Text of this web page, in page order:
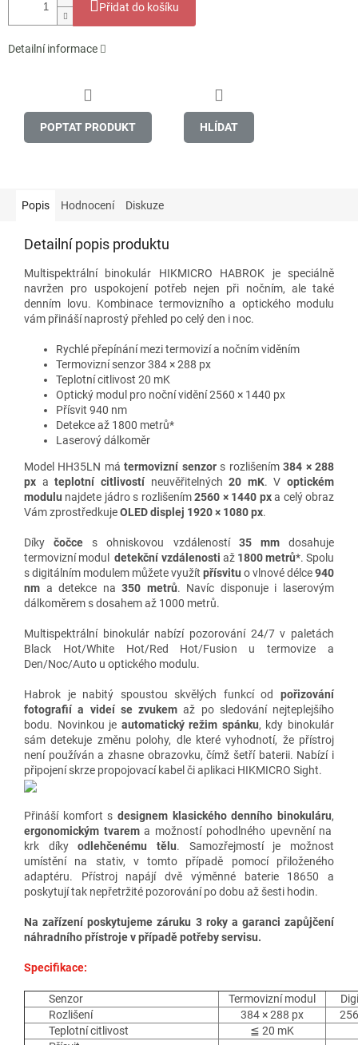
Přidat do košíku
Detailní informace
POPTAT PRODUKT HLÍDAT
Popis Hodnocení Diskuze
Detailní popis produktu
Multispektrální binokulár HIKMICRO HABROK je speciálně
navržen pro uspokojení potřeb nejen při nočním, ale také
denním lovu. Kombinace termovizního a optického modulu
vám přináší naprostý přehled po celý den i noc.
Rychlé přepínání mezi termovizí a nočním viděním
Termovizní senzor 384 × 288 px
Teplotní citlivost 20 mK
Optický modul pro noční vidění 2560 × 1440 px
Přísvit 940 nm
Detekce až 1800 metrů*
Laserový dálkoměr
Model HH35LN mátermovizní senzors rozlišením384 × 288
px ateplotní citlivostíneuvěřitelných 20 mK. V optickém
modulu najdete jádro s rozlišením2560 × 1440 pxa celý obraz
Vám zprostředkujeOLED displej 1920 × 1080 px.
Díkyčočce s ohniskovou vzdáleností35 mmdosahuje
termovizní moduldetekční vzdálenosti až1800 metrů*. Spolu
s digitálním modulem můžete využít přísvitu o vlnové délce940
nm a detekce na350 metrů. Navíc disponuje i laserovým
dálkoměrem s dosahem až 1000 metrů.
Multispektrální binokulár nabízí pozorování 24/7 v paletách
Black Hot/White Hot/Red Hot/Fusion u termovize a
Den/Noc/Auto u optického modulu.
Habrok je nabitý spoustou skvělých funkcí od pořizování
fotografií a videí se zvukem až po sledování nejteplejšího
bodu. Novinkou je automatický režim spánku, kdy binokulár
sám detekuje změnu polohy, dle které vyhodnotí, že přístroj
není používán a zhasne obrazovku, čímž šetří baterii. Nabízí i
připojení skrze propojovací kabel či aplikaci HIKMICRO Sight.
Přináší komfort s designem klasického denního binokuláru,
ergonomickým tvarema možností pohodlného upevnění na
krk díkyodlehčenému tělu. Samozřejmostí je možnost
umístění na stativ, v tomto případě pomocí přiloženého
adaptéru. Přístroj napájí dvě výměnné baterie 18650 a
poskytují tak nepřetržité pozorování po dobu až šesti hodin.
Na zařízení poskytujeme záruku 3 roky a garanci zapůjčení
náhradního přístroje v případě potřeby servisu.
Specifikace:
Senzor Termovizní modul
Rozlišení
384 × 288 px
Teplotní citlivost
≦ 20 mK